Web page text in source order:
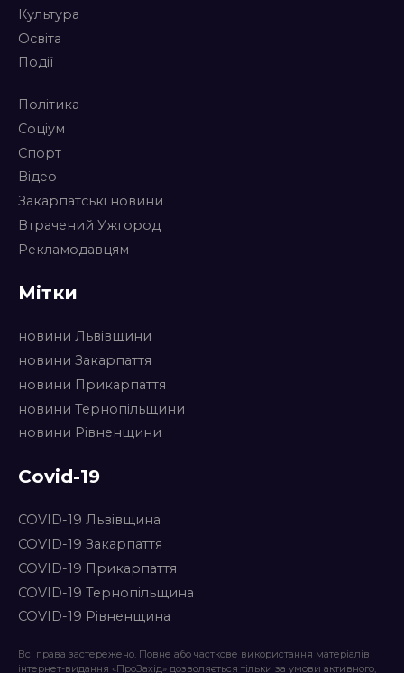
Культура
Освіта
Події
Політика
Соціум
Спорт
Відео
Закарпатські новини
Втрачений Ужгород
Рекламодавцям
Мітки
новини Львівщини
новини Закарпаття
новини Прикарпаття
новини Тернопільщини
новини Рівненщини
Covid-19
COVID-19 Львівщина
COVID-19 Закарпаття
COVID-19 Прикарпаття
COVID-19 Тернопільщина
COVID-19 Рівненщина
Всі права застережено. Повне або часткове використання матеріалів
інтернет-видання «ПроЗахід» дозволяється тільки за умови активного,